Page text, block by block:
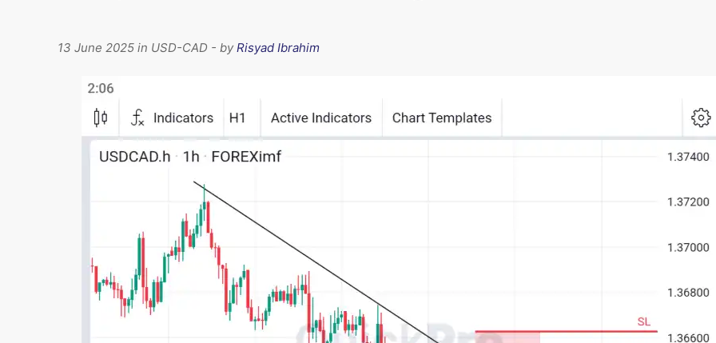
13 June 2025 in USD-CAD - byRisyad Ibrahim